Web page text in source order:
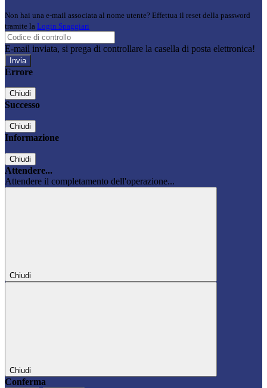
Non hai una e-mail associata al nome utente? Effettua il reset della password
tramite la Login Spaggiari
E-mail inviata, si prega di controllare la casella di posta elettronica!
Errore
Chiudi
Successo
Chiudi
Informazione
Chiudi
Attendere...
Attendere il completamento dell'operazione...
Chiudi
Chiudi
Conferma